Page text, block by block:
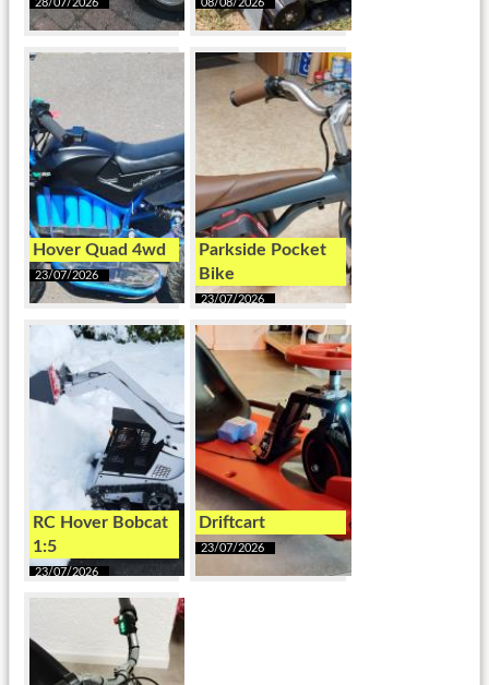
Hover Quad 4wd
23/07/2026
Parkside Pocket
Bike
23/07/2026
RC Hover Bobcat
1:5
23/07/2026
Driftcart
23/07/2026